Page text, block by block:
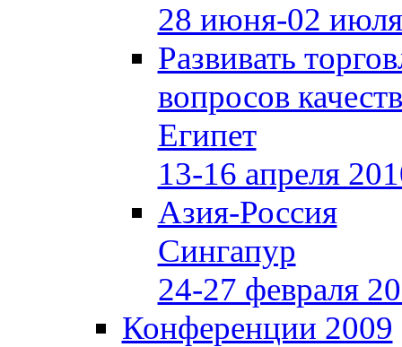
28 июня-02
Развивать
вопросов
Египет
13-16 апреля
Азия-Россия
Сингапур
24-27 февраля
Конференции 2009